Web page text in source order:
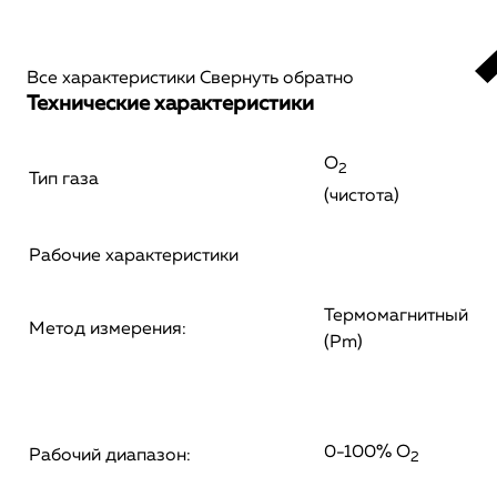
Все характеристики Свернуть обратно
Технические характеристики
Тип газа
O2
(чистота)
Рабочие характеристики
Метод измерения:
Термомагнитный
(Pm)
Рабочий диапазон: 0-100% O2